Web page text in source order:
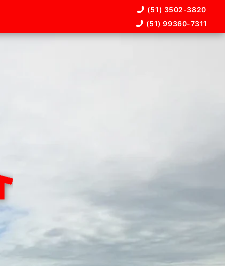
(51) 3502-3820
(51) 99360-7311